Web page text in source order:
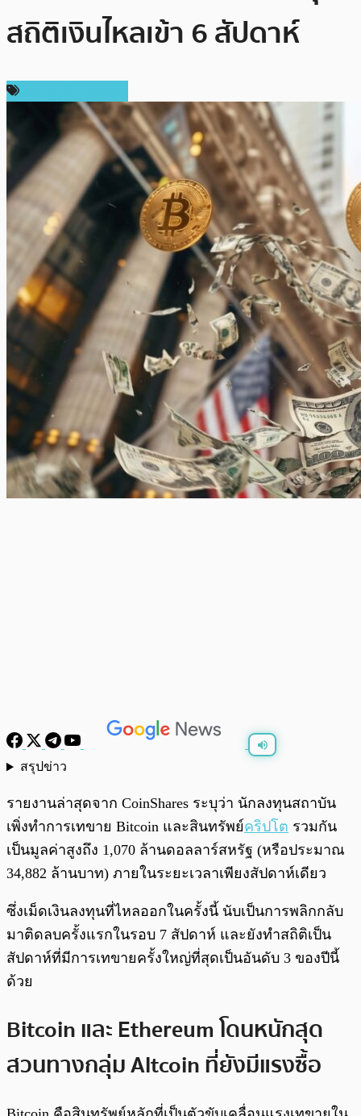
สถิติเงินไหลเข้า 6 สัปดาห์
สรุปข่าว
รายงานล่าสุดจาก CoinShares ระบุว่า นักลงทุนสถาบัน
เพิ่งทำการเทขาย Bitcoin และสินทรัพย์คริปโต รวมกัน
เป็นมูลค่าสูงถึง 1,070 ล้านดอลลาร์สหรัฐ (หรือประมาณ
34,882 ล้านบาท) ภายในระยะเวลาเพียงสัปดาห์เดียว
ซึ่งเม็ดเงินลงทุนที่ไหลออกในครั้งนี้ นับเป็นการพลิกกลับ
มาติดลบครั้งแรกในรอบ 7 สัปดาห์ และยังทำสถิติเป็น
สัปดาห์ที่มีการเทขายครั้งใหญ่ที่สุดเป็นอันดับ 3 ของปีนี้
ด้วย
Bitcoin และ Ethereumโดนหนักสุด
สวนทางกลุ่ม Altcoin ที่ยังมีแรงซื้อ